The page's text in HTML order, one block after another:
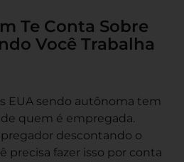
Te Conta Sobre
Você Trabalha
EUA sendo autônoma tem
quem é empregada.
descontando o
precisa fazer isso por conta